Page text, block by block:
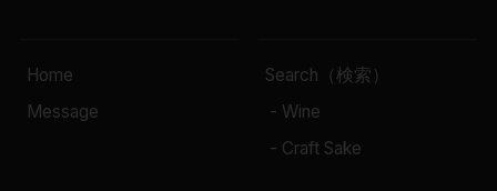
Home
Message
Search（検索）
- Wine
- Craft Sake